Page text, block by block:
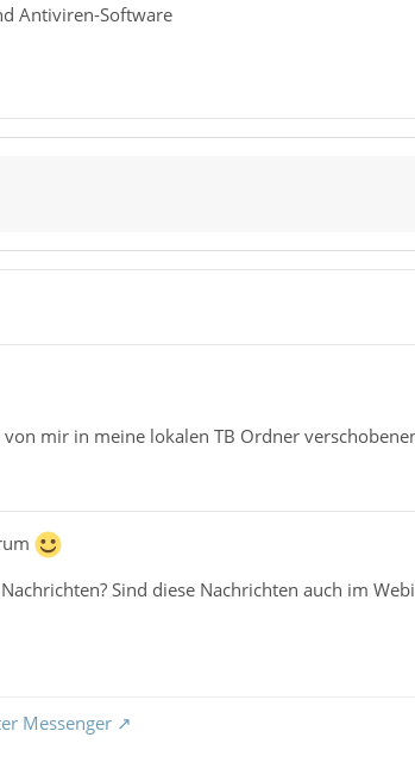
Antiviren-Software
mir in meine lokalen TB Ordner
Sind diese Nachrichten auch im
Messenger